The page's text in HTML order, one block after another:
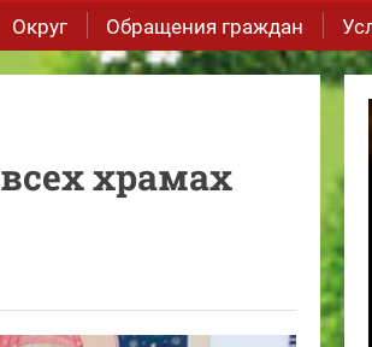
Округ Обращения граждан
храмах